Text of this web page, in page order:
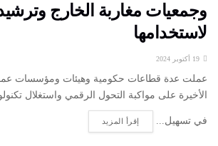
وجمعيات مغاربة الخارج
لاستخدامها
عملت عدة قطاعات حكومية وهيئات ومؤسسات
الأخيرة على مواكبة التحول الرقمي واستغلال
في تسهيل... إقرأ المزيد